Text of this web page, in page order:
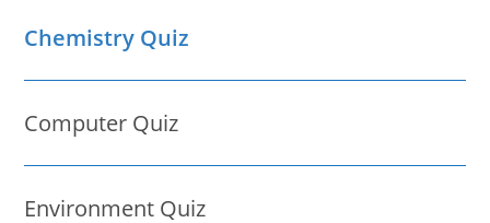
Chemistry Quiz
Computer Quiz
Environment Quiz